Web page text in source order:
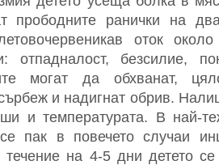
прободните ранички на
оток
отпадналост, безсилие,
могат да обхванат,
и надигнат обрив.
и температурата. В най-
пак в повечето случаи
течение на 4-5 дни детето